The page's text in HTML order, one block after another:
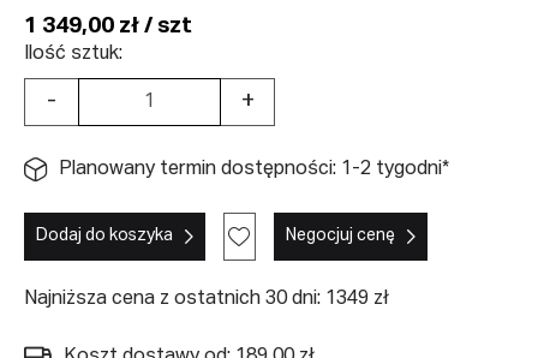
1 349,00 zł / szt
Ilość sztuk:
- +
Planowany termin dostępności: 1-2 tygodni*
Dodaj do koszyka Negocjuj cenę
Najniższa cena z ostatnich 30 dni: 1349 zł